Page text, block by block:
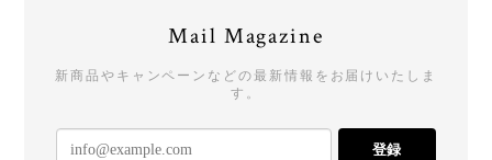
Mail Magazine
新商品やキャンペーンなどの最新情報をお届けいたしま
す。
登録